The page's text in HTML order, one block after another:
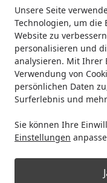
Unsere Seite
Technologien, um
Website zu
personalisieren und
analysieren. Mit Ihrer
Verwendung von
persönlichen Daten
Surferlebnis und
Sie können Ihre
Einstellungen
Startseite
Pitbike Bikes
IMR Race Pro
Ihre
Kategorien
Filter / Sortierung
1